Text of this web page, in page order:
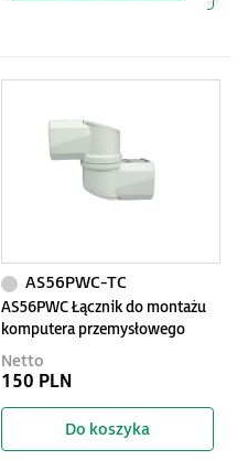
AS56PWC Łącznik do montażu
komputera przemysłowego
AS56PWC-TC
Netto
150 PLN
Do koszyka